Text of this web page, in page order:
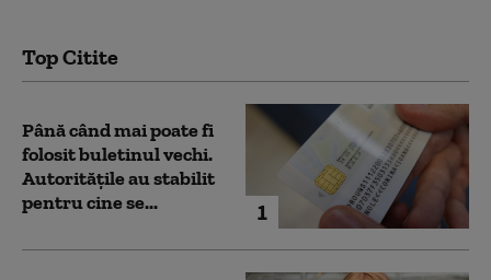
Top Citite
1
Până când mai poate fi
folosit buletinul vechi.
Autoritățile au stabilit
pentru cine se...